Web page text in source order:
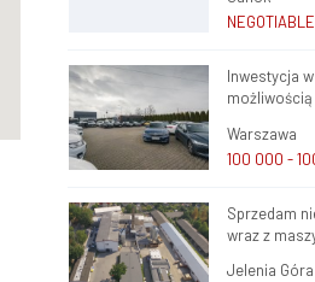
NEGOTIABLE
Inwestycja
możliwością
zysku
Warszawa
100 000 -
Sprzedam
wraz z
Jelenia Góra